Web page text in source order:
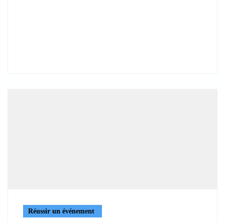
Réussir un événement